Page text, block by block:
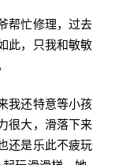
帮忙修理，过去
此，只我和敏敏
我还特意等小孩
很大，滑落下来
还是乐此不疲玩